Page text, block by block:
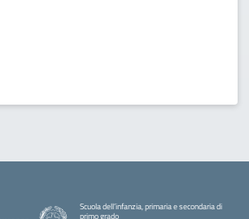
Scuola dell’infanzia, primaria e secondaria di
primo grado